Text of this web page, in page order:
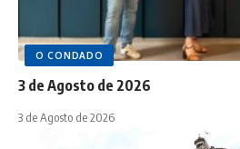
O CONDADO
3 de Agosto de 2026
3 de Agosto de 2026